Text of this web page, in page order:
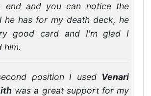
end and you can notice the
he has for my death deck, he
good card and I'm glad I
him.
position I used Venari
was a great support for my